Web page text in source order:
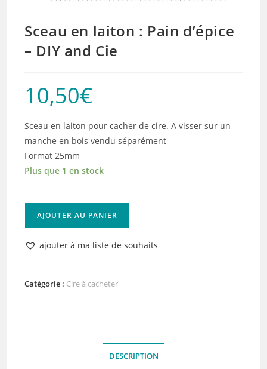
Sceau en laiton : Pain d’épice
– DIY and Cie
10,50€
Sceau en laiton pour cacher de cire. A visser sur un
manche en bois vendu séparément
Format 25mm
Plus que 1 en stock
Sceau
:
AJOUTER AU PANIER
ajouter à ma liste de souhaits
Catégorie : Cire à cacheter
DESCRIPTION